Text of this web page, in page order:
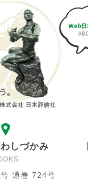
しづかみ
通巻 724号